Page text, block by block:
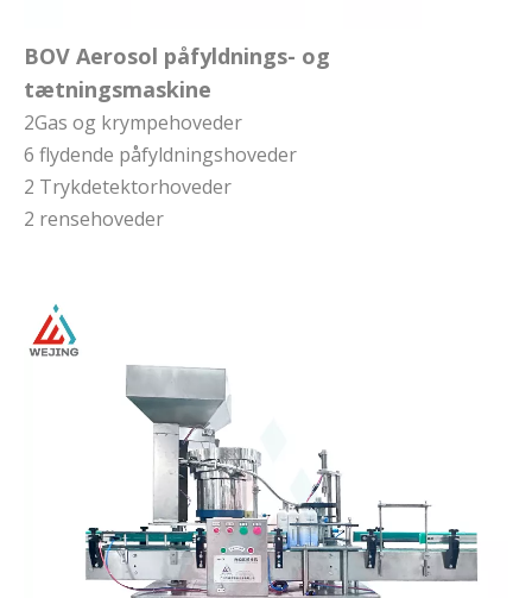
BOV Aerosol påfyldnings- og
tætningsmaskine
2Gas og krympehoveder
6 flydende påfyldningshoveder
2 Trykdetektorhoveder
2 rensehoveder